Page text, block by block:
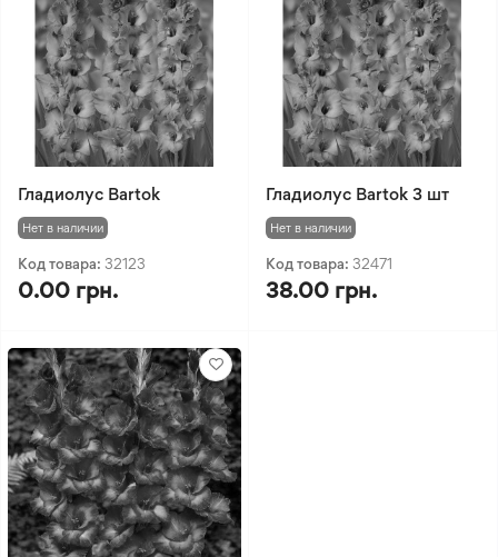
Гладиолус Bartok
Нет в наличии
Код товара: 32123
0.00 грн.
Гладиолус Bartok 3 шт
Нет в наличии
Код товара: 32471
38.00 грн.